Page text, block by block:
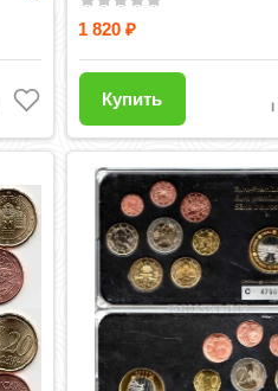
1 820₽
Купить